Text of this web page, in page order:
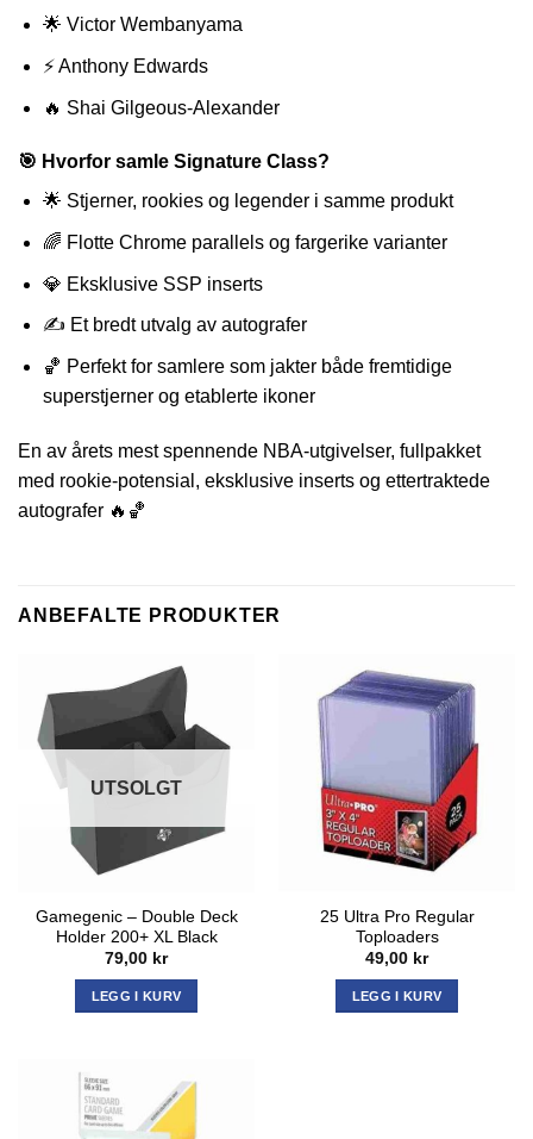
🌟 Victor Wembanyama
⚡ Anthony Edwards
🔥 Shai Gilgeous-Alexander
🎯 Hvorfor samle Signature Class?
🌟 Stjerner, rookies og legender i samme produkt
🌈 Flotte Chrome parallels og fargerike varianter
💎 Eksklusive SSP inserts
✍️ Et bredt utvalg av autografer
🏀 Perfekt for samlere som jakter både fremtidige
superstjerner og etablerte ikoner
En av årets mest spennende NBA-utgivelser, fullpakket
med rookie-potensial, eksklusive inserts og ettertraktede
autografer 🔥🏀
ANBEFALTE PRODUKTER
UTSOLGT
Gamegenic – Double Deck
Holder 200+ XL Black
79,00 kr
LEGG I KURV
25 Ultra Pro Regular
Toploaders
49,00 kr
LEGG I KURV